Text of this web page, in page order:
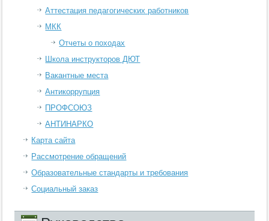
Аттестация педагогических работников
МКК
Отчеты о походах
Школа инструкторов ДЮТ
Вакантные места
Антикоррупция
ПРОФСОЮЗ
АНТИНАРКО
Карта сайта
Рассмотрение обращений
Образовательные стандарты и требования
Социальный заказ